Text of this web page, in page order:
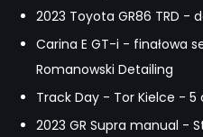
2023 Toyota GR86 TRD -
Carina E GT-i - finałowa
Romanowski Detailing
Track Day - Tor Kielce - 5
2023 GR Supra manual -